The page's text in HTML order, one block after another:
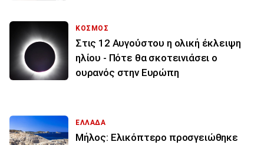
ΚΟΣΜΟΣ
Στις 12 Αυγούστου η ολική έκλειψη
ηλίου - Πότε θα σκοτεινιάσει ο
ουρανός στην Ευρώπη
ΕΛΛΑΔΑ
Μήλος: Ελικόπτερο προσγειώθηκε